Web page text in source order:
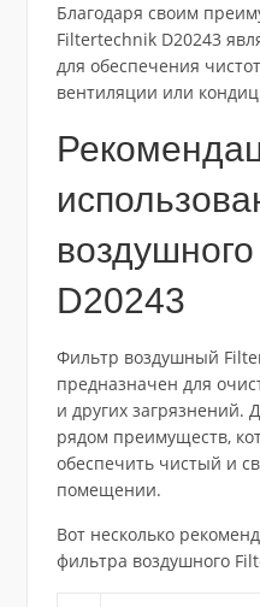
Благодаря своим
Filtertechnik D20243
для обеспечения
вентиляции или
D20243
Фильтр воздушный
предназначен для
и других загрязнений.
рядом преимуществ,
обеспечить чистый и
помещении.
Вот несколько
фильтра воздушного